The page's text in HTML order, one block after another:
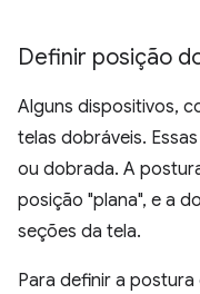
Definir posição
Alguns dispositivos,
telas dobráveis.
ou dobrada. A
posição "plana", e a
seções da tela.
Para definir a